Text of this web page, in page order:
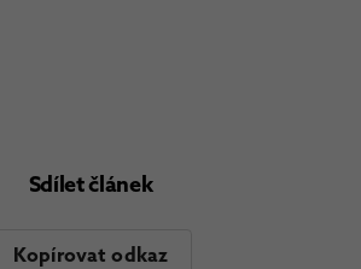
Sdílet článek
Kopírovat odkaz